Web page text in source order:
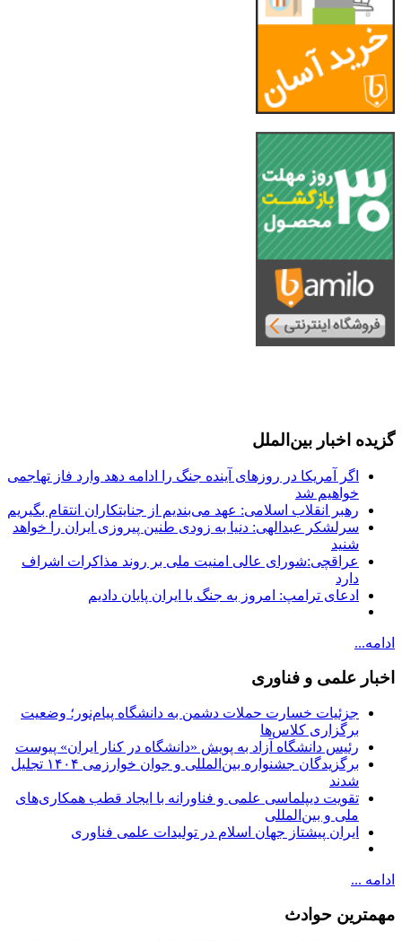
گزیده اخبار بین‌الملل
اگر آمریکا در روزهای آینده جنگ را ادامه دهد وارد فاز تهاجمی
خواهیم شد
رهبر انقلاب اسلامی: عهد می‌بندیم از جنایتکاران انتقام بگیریم
سرلشکر عبدالهی: دنیا به زودی طنین پیروزی ایران را خواهد
شنید
عراقچی:شورای عالی امنیت ملی بر روند مذاکرات اشراف
دارد
ادعای ترامپ: امروز به جنگ با ایران پایان دادیم
ادامه...
اخبار علمی و فناوری
جزئیات خسارت حملات دشمن به دانشگاه پیام‌نور؛ وضعیت
برگزاری کلاس‌ها
رئیس دانشگاه آزاد به پویش «دانشگاه در کنار ایران» پیوست
برگزیدگان جشنواره بین‌المللی و جوان خوارزمی ۱۴۰۴ تجلیل
شدند
تقویت دیپلماسی علمی و فناورانه با ایجاد قطب همکاری‌های
ملی و بین‌المللی
ایران پیشتاز جهان اسلام در تولیدات علمی فناوری
ادامه ...
مهمترین حوادث